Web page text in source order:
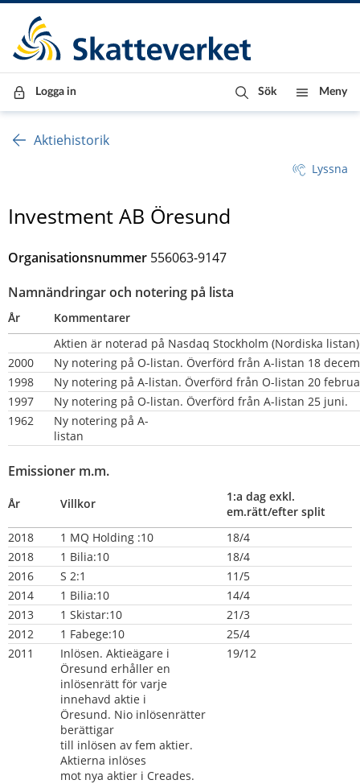
Till innehåll
Till navigationen
Till chattrobot
Logga in Sök Meny
Aktiehistorik
Lyssna
Investment AB Öresund
Organisationsnummer 556063-9147
Namnändringar och notering på lista
År
Kommentarer
Aktien är noterad på Nasdaq Stockholm (Nordiska listan)
2000
Ny notering på O-listan. Överförd från A-listan 18
1998
Ny notering på A-listan. Överförd från O-listan 20
1997
Ny notering på O-listan. Överförd från A-listan 25 juni.
1962
Ny notering på A-
Emissioner m.m.
År Villkor
1:a dag exkl.
em.rätt/efter split
2018
1 MQ Holding :10
18/4
2018
1 Bilia:10
18/4
2016
S 2:1
11/5
2014
1 Bilia:10
14/4
2013
1 Skistar:10
21/3
2012
1 Fabege:10
25/4
2011
Inlösen. Aktieägare i
Öresund erhåller en
inlösenrätt för varje
innehavd aktie i
Öresund. Nio inlösenrätter
berättigar
till inlösen av fem aktier.
Aktierna inlöses
mot nya aktier i Creades.
19/12